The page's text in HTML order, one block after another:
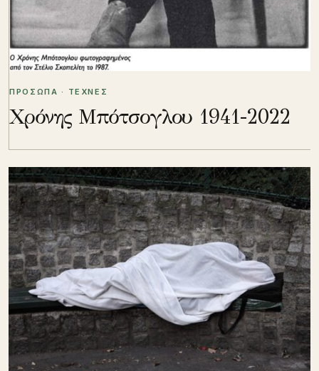
ΠΡΟΣΩΠΑ · ΤΕΧΝΕΣ
Χρόνης Μπότσογλου 1941-2022